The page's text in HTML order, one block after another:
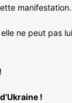
manifestation.
ne peut pas
!